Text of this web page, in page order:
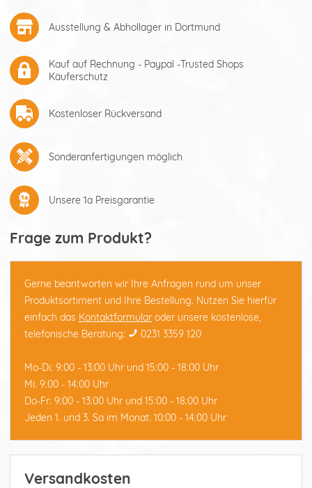
Ausstellung & Abhollager in Dortmund
Kauf auf Rechnung - Paypal -Trusted Shops
Käuferschutz
Kostenloser Rückversand
Sonderanfertigungen möglich
Unsere 1a Preisgarantie
Frage zum Produkt?
Gerne beantworten wir Ihre Anfragen rund um unser
Produktsortiment und Ihre Bestellung. Nutzen Sie hierfür
einfach das Kontaktformular oder unsere kostenlose,
telefonische Beratung:
0231 3359 120
Mo-Di: 9:00 - 13:00 Uhr und 15:00 - 18:00 Uhr
Mi: 9:00 - 14:00 Uhr
Do-Fr: 9:00 - 13:00 Uhr und 15:00 - 18:00 Uhr
Jeden 1. und 3. Sa im Monat: 10:00 - 14:00 Uhr
Versandkosten